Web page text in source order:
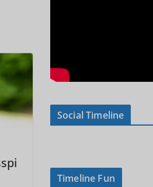
Social Timeline
Timeline Fun